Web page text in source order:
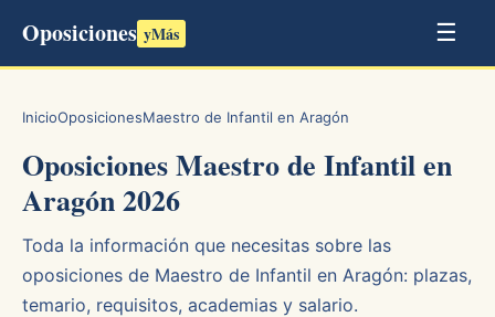
Oposiciones yMás ☰
InicioOposicionesMaestro de Infantil en Aragón
Oposiciones Maestro de Infantil en
Aragón 2026
Toda la información que necesitas sobre las
oposiciones de Maestro de Infantil en Aragón: plazas,
temario, requisitos, academias y salario.